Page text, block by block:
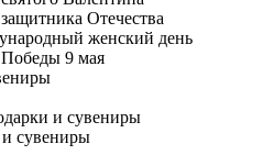
Отечества
женский день
9 мая
и сувениры
сувениры